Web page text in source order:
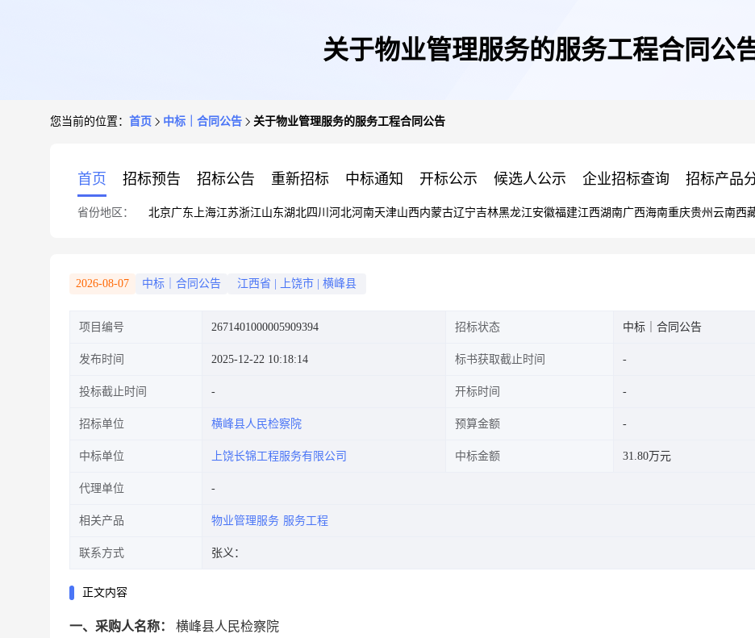
关于物业管理服务的服务工程合同公
您当前的位置： 首页 中标｜合同公告 关于物业管理服务的服务工程合同公告
首页 招标预告 招标公告 重新招标 中标通知 开标公示 候选人公示 企业招标查询 招标产品
省份地区： 北京广东 上海江苏浙江山东湖北四川 河北河南天津山西内蒙古辽宁吉林黑龙江安徽福建江西湖南广西海南重庆贵州 云南西
2026-08-07 中标｜合同公告 江西省 上饶市 横峰县
项目编号 2671401000005909394 招标状态 中标｜合同公告
发布时间 2025-12-22 10:18:14 标书获取截止时间
投标截止时间 开标时间
招标单位 横峰县人民检察院 预算金额
中标单位 上饶长锦工程服务有限公司 中标金额 31.80万元
代理单位
相关产品 物业管理服务 服务工程
联系方式 张义：
正文内容
一、采购人名称：
横峰县人民检察院